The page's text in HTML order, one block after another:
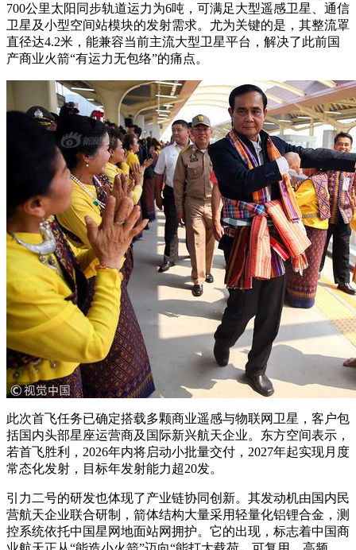
700公里太阳同步轨道运力为6吨，可满足大型遥感卫星、通信
卫星及小型空间站模块的发射需求。尤为关键的是，其整流罩
直径达4.2米，能兼容当前主流大型卫星平台，解决了此前国
产商业火箭“有运力无包络”的痛点。
此次首飞任务已确定搭载多颗商业遥感与物联网卫星，客户包
括国内头部星座运营商及国际新兴航天企业。东方空间表示，
若首飞胜利，2026年内将启动小批量交付，2027年起实现月度
常态化发射，目标年发射能力超20发。
引力二号的研发也体现了产业链协同创新。其发动机由国内民
营航天企业联合研制，箭体结构大量采用轻量化铝锂合金，测
控系统依托中国星网地面站网拥护。它的出现，标志着中国商